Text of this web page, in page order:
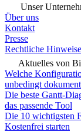
Unser
Über uns
Kontakt
Presse
Rechtliche Hinweise
Aktuelles von
Welche
unbedingt
Die beste Gantt-
das passende Tool
Die 10 wichtigsten
Kostenfrei starten